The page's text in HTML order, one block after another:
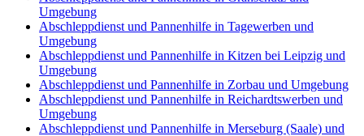
Umgebung
Abschleppdienst und Pannenhilfe in Tagewerben und
Umgebung
Abschleppdienst und Pannenhilfe in Kitzen bei Leipzig und
Umgebung
Abschleppdienst und Pannenhilfe in Zorbau und Umgebung
Abschleppdienst und Pannenhilfe in Reichardtswerben und
Umgebung
Abschleppdienst und Pannenhilfe in Merseburg (Saale) und